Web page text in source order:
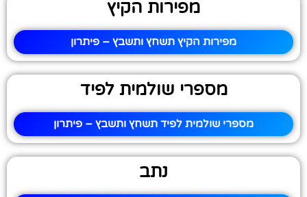
מפירות הקיץ
מפירות הקיץ תשחץ ותשבץ – פיתרון
מספרי שולמית לפיד
מספרי שולמית לפיד תשחץ ותשבץ – פיתרון
נתב